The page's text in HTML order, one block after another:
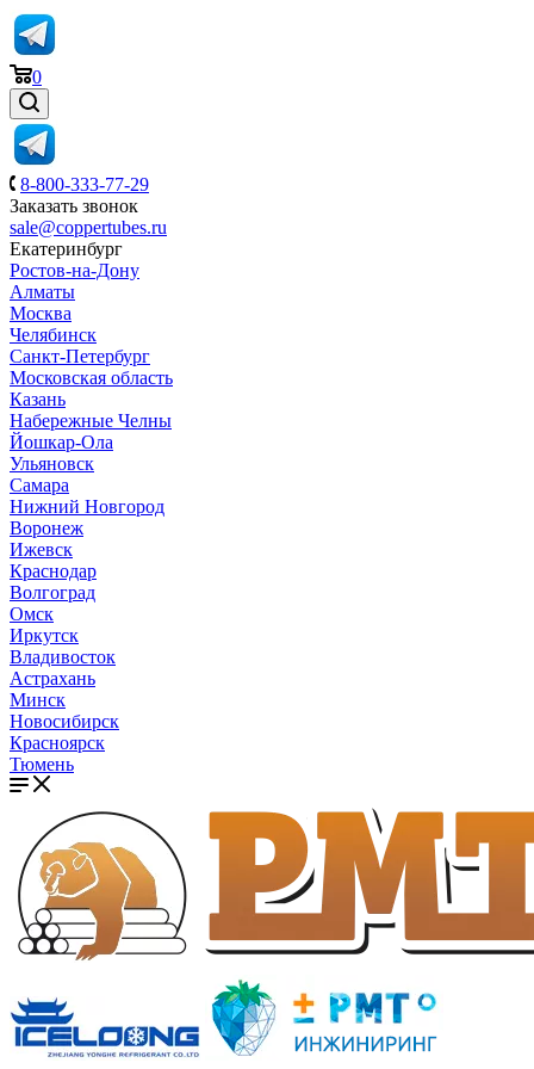
0
8-800-333-77-29
Заказать звонок
sale@coppertubes.ru
Екатеринбург
Ростов-на-Дону
Алматы
Москва
Челябинск
Санкт-Петербург
Московская область
Казань
Набережные Челны
Йошкар-Ола
Ульяновск
Самара
Нижний Новгород
Воронеж
Ижевск
Краснодар
Волгоград
Омск
Иркутск
Владивосток
Астрахань
Минск
Новосибирск
Красноярск
Тюмень